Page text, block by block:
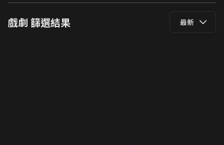
戲劇 篩選結果 最新